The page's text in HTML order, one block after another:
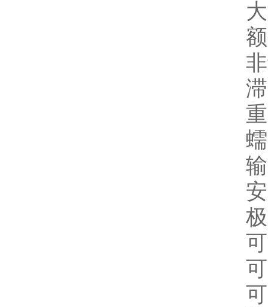
大
额
非
滞
重
蠕
输
安
极
可
可
可